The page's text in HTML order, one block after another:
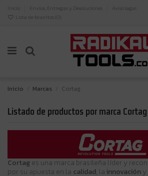
Inicio Envíos, Entregas y Devoluciones
Aviso legal
Lista de favoritos ( 0)
Inicio Marcas Cortag
Listado de productos por marca Cortag
Cortag es una marca brasileña líder y
por su apuesta en la calidad, lainnovación